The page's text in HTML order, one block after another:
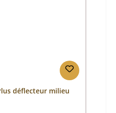
déflecteur milieu